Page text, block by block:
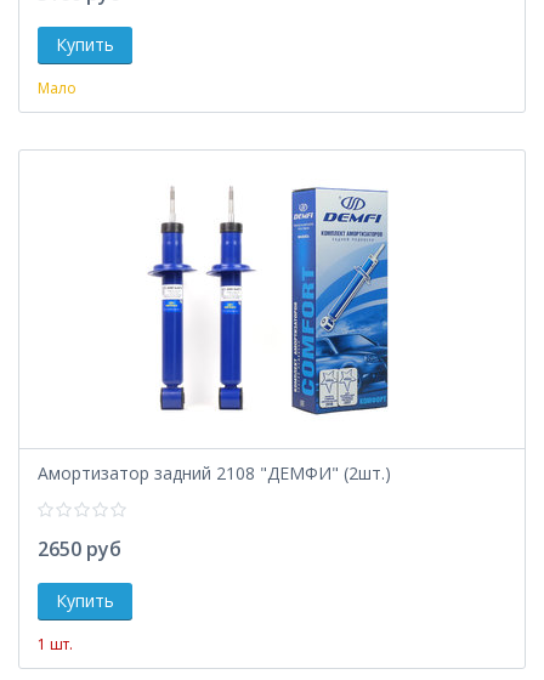
Мало
Амортизатор задний 2108 "ДЕМФИ" (2шт.)
2650 руб
1 шт.